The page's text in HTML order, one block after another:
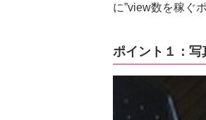
に”view数を稼ぐ
ポイント１：写